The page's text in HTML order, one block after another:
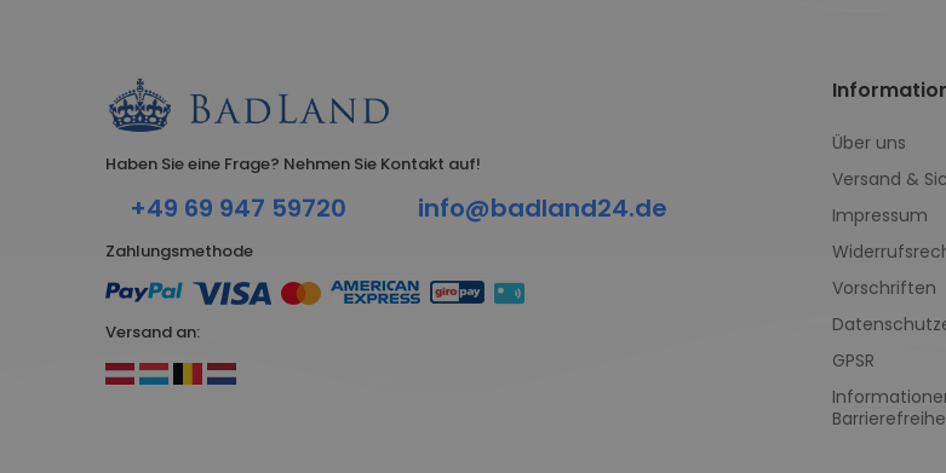
Haben Sie eine Frage? Nehmen Sie Kontakt auf!
+49 69 947 59720 info@badland24.de
Zahlungsmethode
Versand an:
Über uns
Versand &
Impressum
Vorschriften
GPSR